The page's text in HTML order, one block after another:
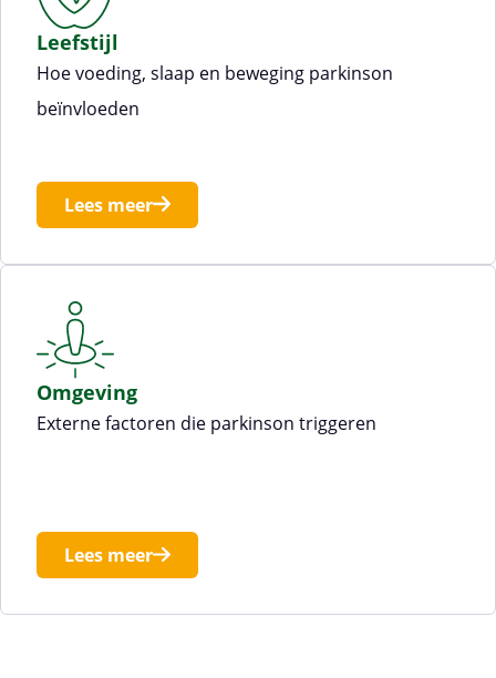
Leefstijl
Hoe voeding, slaap en beweging parkinson
beïnvloeden
Lees meer
Omgeving
Externe factoren die parkinson triggeren
Lees meer